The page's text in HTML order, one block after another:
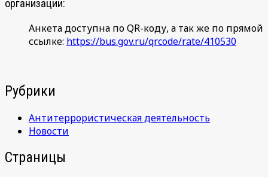
организации:
Анкета доступна по QR-коду, а так же по прямой
ссылке: https://bus.gov.ru/qrcode/rate/410530
Рубрики
Антитеррористическая деятельность
Новости
Страницы